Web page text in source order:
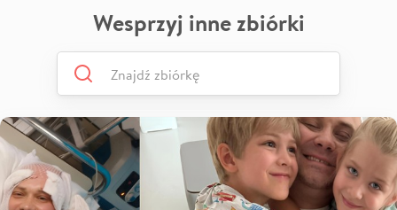
Wesprzyj inne zbiórki